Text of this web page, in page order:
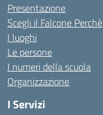
Presentazione
Scegli il Falcone Perchè
I luoghi
Le persone
I numeri della scuola
Organizzazione
I Servizi